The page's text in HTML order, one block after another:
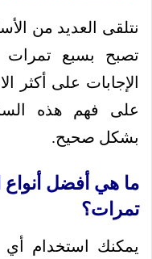
نتلقى العديد من
تصبح بسبع تمرات
الإجابات على أكثر
على فهم هذه
بشكل صحيح.
ما هي أفضل أنواع
تمرات؟
يمكنك استخدام أي